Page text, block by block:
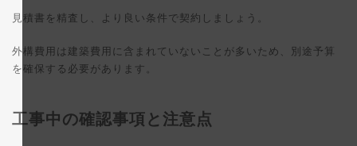
見積書を精査し、より良い条件で契約しましょう。
外構費用は建築費用に含まれていないことが多いため、別途予算
を確保する必要があります。
工事中の確認事項と注意点